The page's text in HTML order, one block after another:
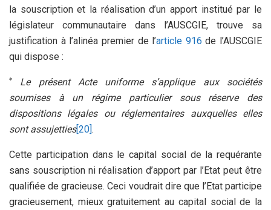
la souscription et la réalisation d’un apport institué par le
législateur communautaire dans l’AUSCGIE, trouve sa
justification à l’alinéa premier de l’article 916 de l’AUSCGIE
qui dispose :
‘’ Le présent Acte uniforme s’applique aux sociétés
soumises à un régime particulier sous réserve des
dispositions légales ou réglementaires auxquelles elles
sont assujetties[20].
Cette participation dans le capital social de la requérante
sans souscription ni réalisation d’apport par l’Etat peut être
qualifiée de gracieuse. Ceci voudrait dire que l’Etat participe
gracieusement, mieux gratuitement au capital social de la